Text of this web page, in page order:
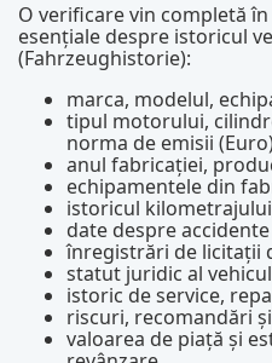
O verificare vin completă
esențiale despre istoricul
(Fahrzeughistorie):
marca, modelul,
tipul motorului,
norma de emisii
anul fabricației,
echipamentele din
istoricul
date despre
înregistrări de licitații
statut juridic al
istoric de service,
riscuri, recomandări
valoarea de piață și